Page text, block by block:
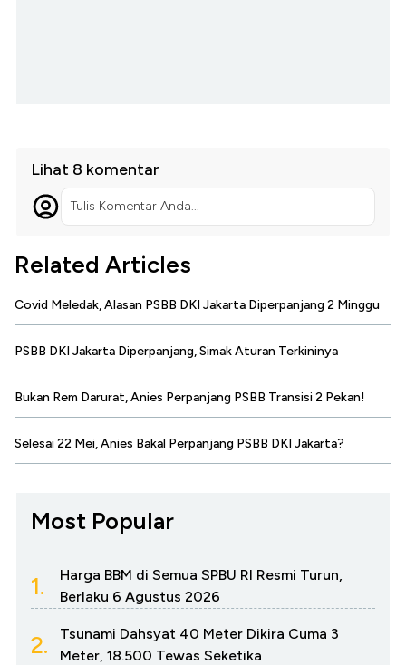
Lihat 8 komentar
Tulis Komentar Anda...
Related Articles
Covid Meledak, Alasan PSBB DKI Jakarta Diperpanjang 2 Minggu
PSBB DKI Jakarta Diperpanjang, Simak Aturan Terkininya
Bukan Rem Darurat, Anies Perpanjang PSBB Transisi 2 Pekan!
Selesai 22 Mei, Anies Bakal Perpanjang PSBB DKI Jakarta?
Most Popular
1.
Harga BBM di Semua SPBU RI Resmi Turun,
Berlaku 6 Agustus 2026
2.
Tsunami Dahsyat 40 Meter Dikira Cuma 3
Meter, 18.500 Tewas Seketika